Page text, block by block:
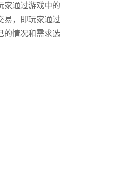
家通过游戏中的
易，即玩家通过
的情况和需求选